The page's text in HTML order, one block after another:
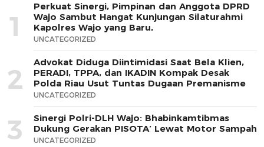
1
Perkuat Sinergi, Pimpinan dan Anggota DPRD
Wajo Sambut Hangat Kunjungan Silaturahmi
Kapolres Wajo yang Baru,
UNCATEGORIZED
2
Advokat Diduga Diintimidasi Saat Bela Klien,
PERADI, TPPA, dan IKADIN Kompak Desak
Polda Riau Usut Tuntas Dugaan Premanisme
UNCATEGORIZED
3
Sinergi Polri-DLH Wajo: Bhabinkamtibmas
Dukung Gerakan PISOTA’ Lewat Motor Sampah
UNCATEGORIZED